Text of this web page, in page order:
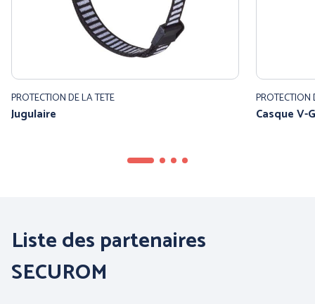
Voir toutes nos marques
PROTECTION DE LA TETE
Jugulaire
PROTECTION
Casque V-
Liste des partenaires
SECUROM